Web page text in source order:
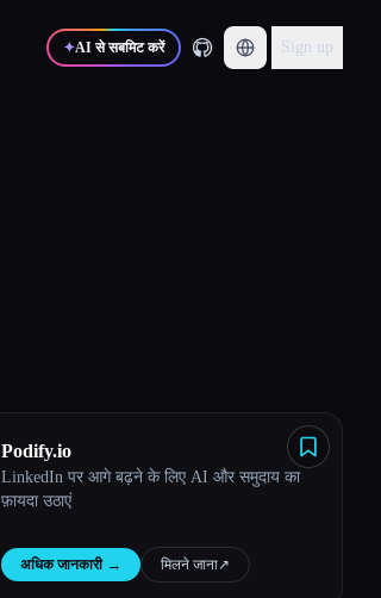
✦AI से सबमिट करें Sign up
Podify.io
LinkedIn पर आगे बढ़ने के लिए AI और समुदाय का
फ़ायदा उठाएं
अधिक जानकारी → मिलने जाना↗︎